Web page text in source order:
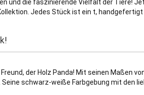
und die faszinierende Vielfalt der Tiere!
Jedes Stück ist ein t, handgefertigt
der Holz Panda! Mit seinen Maßen
schwarz-weiße Farbgebung mit den